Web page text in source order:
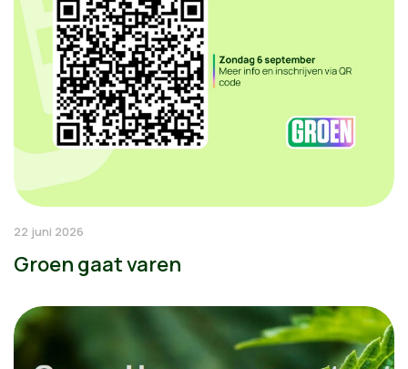
22 juni 2026
Groen gaat varen